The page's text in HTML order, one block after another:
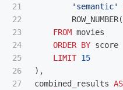
21
22
23
24
25
26
27
'semantic'
ROW_NUMBER
FROM movies
ORDER BY score
LIMIT 15
),
combined_results AS